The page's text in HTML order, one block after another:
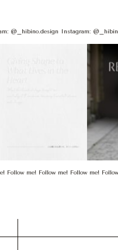
Instagram: @_hibino.design
Follow me! Follow me! Follow me!